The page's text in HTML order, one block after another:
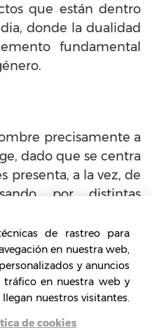
que están dentro
donde la dualidad
fundamental
precisamente a
dado que se centra
presenta, a la vez, de
por distintas
Serán protagonistas
como
de cortesanos,
con formas de habla
de rastreo para
en nuestra web,
y anuncios
tráfico en nuestra web y
nuestros visitantes.
de cookies